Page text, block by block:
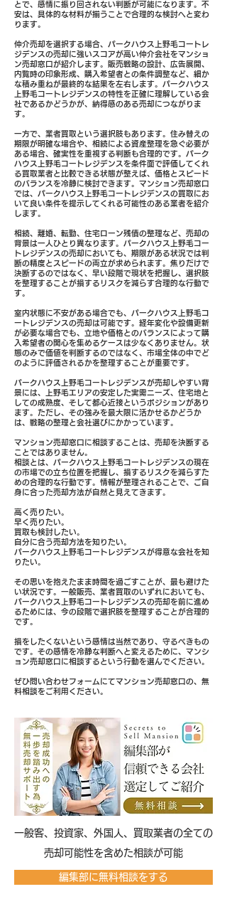
とで、感情に振り回されない判断が可能になります。不
安は、具体的な材料が揃うことで合理的な検討へと変わ
ります。
仲介売却を選択する場合、パークハウス上野毛コートレ
ジデンスの売却に強いスコアが高い仲介会社をマンショ
ン売却窓口が紹介します。販売戦略の設計、広告展開、
内覧時の印象形成、購入希望者との条件調整など、細か
な積み重ねが最終的な結果を左右します。パークハウス
上野毛コートレジデンスの特性を正確に理解している会
社であるかどうかが、納得感のある売却につながりま
す。
一方で、業者買取という選択肢もあります。住み替えの
期限が明確な場合や、相続による資産整理を急ぐ必要が
ある場合、確実性を重視する判断も合理的です。パーク
ハウス上野毛コートレジデンスを条件面で評価してくれ
る買取業者と比較できる状態が整えば、価格とスピード
のバランスを冷静に検討できます。マンション売却窓口
では、パークハウス上野毛コートレジデンスの買取にお
いて良い条件を提示してくれる可能性のある業者を紹介
します。
相続、離婚、転勤、住宅ローン残債の整理など、売却の
背景は一人ひとり異なります。パークハウス上野毛コー
トレジデンスの売却においても、期限がある状況では判
断の精度とスピードの両立が求められます。焦りだけで
決断するのではなく、早い段階で現状を把握し、選択肢
を整理することが損するリスクを減らす合理的な行動で
す。
室内状態に不安がある場合でも、パークハウス上野毛コ
ートレジデンスの売却は可能です。経年変化や設備更新
が必要な場合でも、立地や価格とのバランスによって購
入希望者の関心を集めるケースは少なくありません。状
態のみで価値を判断するのではなく、市場全体の中でど
のように評価されるかを整理することが重要です。
パークハウス上野毛コートレジデンスが売却しやすい背
景には、上野毛エリアの安定した実需ニーズ、住宅地と
しての成熟度、そして都心近接というポジションがあり
ます。ただし、その強みを最大限に活かせるかどうか
は、戦略の整理と会社選びにかかっています。
マンション売却窓口に相談することは、売却を決断する
ことではありません。
相談とは、パークハウス上野毛コートレジデンスの現在
の市場での立ち位置を把握し、損するリスクを減らすた
めの合理的な行動です。情報が整理されることで、ご自
身に合った売却方法が自然と見えてきます。
高く売りたい。
早く売りたい。
買取も検討したい。
自分に合う売却方法を知りたい。
パークハウス上野毛コートレジデンスが得意な会社を知
りたい。
その思いを抱えたまま時間を過ごすことが、最も避けた
い状況です。一般販売、業者買取のいずれにおいても、
パークハウス上野毛コートレジデンスの売却を前に進め
るためには、今の段階で選択肢を整理することが合理的
です。
損をしたくないという感情は当然であり、守るべきもの
です。その感情を冷静な判断へと変えるために、マンシ
ョン売却窓口に相談するという行動を選んでください。
ぜひ問い合わせフォームにてマンション売却窓口の、無
料相談をご利用ください。
​一般客、投資家、外国人、買取業者の全ての
売却可能性を含めた相談が可能
編集部に無料相談をする